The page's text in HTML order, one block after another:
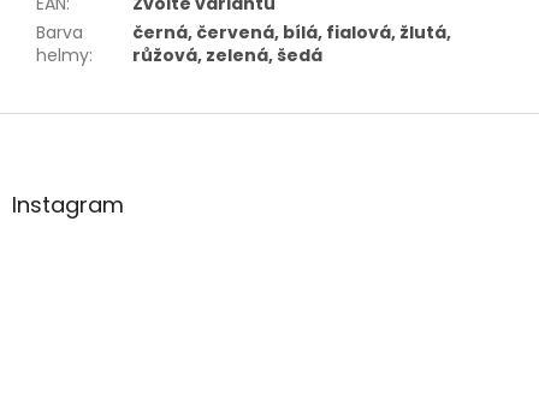
Barva
helmy:
černá, červená, bílá, fialová, žlutá,
růžová, zelená, šedá
Z
aInstagram